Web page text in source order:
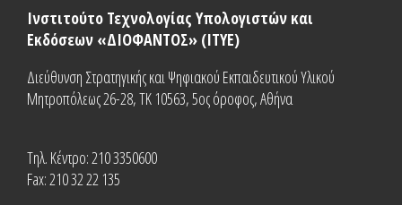
Ινστιτούτο Τεχνολογίας Υπολογιστών και
Εκδόσεων «ΔΙΟΦΑΝΤΟΣ» (ΙΤΥΕ)
Διεύθυνση Στρατηγικής και Ψηφιακού Εκπαιδευτικού Υλικού
Μητροπόλεως 26-28, ΤΚ 10563, 5ος όροφος, Αθήνα
Τηλ. Κέντρο: 210 3350600
Fax: 210 32 22 135